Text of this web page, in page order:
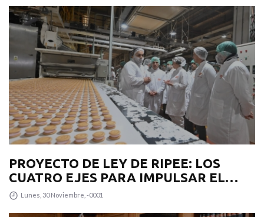
PROYECTO DE LEY DE RIPEE: LOS
CUATRO EJES PARA IMPULSAR EL
DESARROLLO PRODUCTIVO EN LA
Lunes, 30 Noviembre, -0001